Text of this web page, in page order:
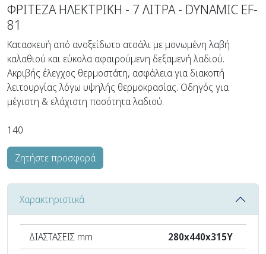
ΦΡΙΤΕΖΑ ΗΛΕΚΤΡΙΚΗ - 7 ΛΙΤΡΑ - DYNAMIC EF-
81
Κατασκευή από ανοξείδωτο ατσάλι με μονωμένη λαβή
καλαθιού και εύκολα αφαιρούμενη δεξαμενή λαδιού.
Ακριβής έλεγχος θερμοστάτη, ασφάλεια για διακοπή
λειτουργίας λόγω υψηλής θερμοκρασίας. Οδηγός για
μέγιστη & ελάχιστη ποσότητα λαδιού.
140
Ζητήστε προσφορά
Χαρακτηριστικά
ΔΙΑΣΤΑΣΕΙΣ mm
280x440x315Y